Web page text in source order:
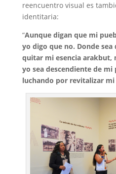
reencuentro visual es
identitaria:
“Aunque digan que mi
yo digo que no. Donde sea
quitar mi esencia arakbut,
yo sea descendiente de mi
luchando por revitalizar